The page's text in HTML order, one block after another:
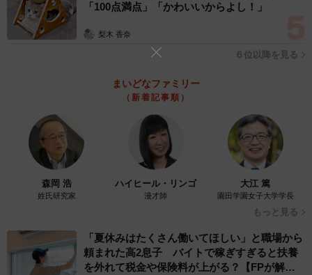
がついていない部分を少しあげます」
「“ザ・柴犬”の性格で、すごくまったりした子です。顔がま
んまるタヌキ系で、見ているだけで本当に癒されるので、
仕事で疲れた時や忙しい時に、ぐりの写真や動画を見てホ
ッとしてもらえたら嬉しいです！」
「100点満点」「かわいいからよし！」
梨木 香奈
６位以降を見る
まいどなファミリー
（新着記事順）
森岡 浩
姓氏研究家
ハイヒール・リンゴ
漫才師
大江 篤
園田学園女子大学学長
もっと見る
「夏休みはたくさん働いてほしい」と職場から
頼まれた高2息子 バイトで稼ぎすぎると扶養
を外れて税金や保険料が上がる？【FPが解